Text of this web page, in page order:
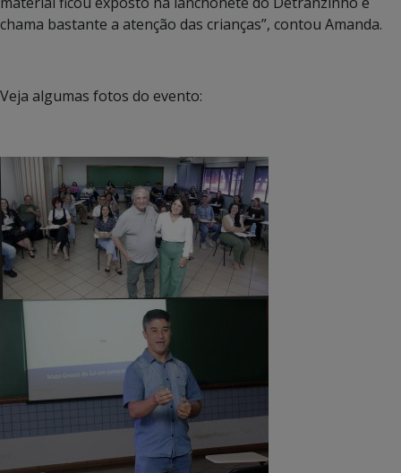
chama bastante a atenção das crianças”, contou Amanda.
Veja algumas fotos do evento: